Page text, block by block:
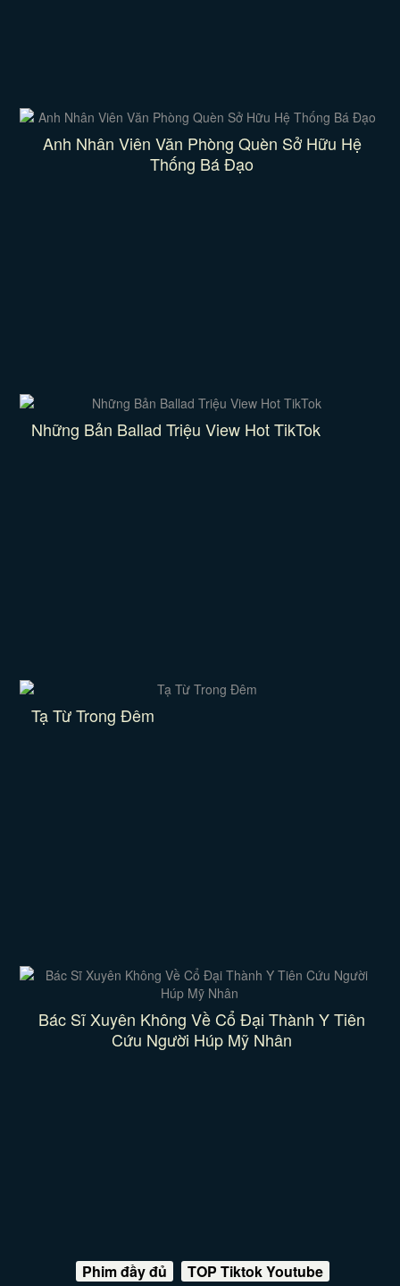
Anh Nhân Viên Văn Phòng Quèn Sở Hữu Hệ
Thống Bá Đạo
Những Bản Ballad Triệu View Hot TikTok
Tạ Từ Trong Đêm
Bác Sĩ Xuyên Không Về Cổ Đại Thành Y Tiên
Cứu Người Húp Mỹ Nhân
Phim đầy đủ TOP Tiktok Youtube